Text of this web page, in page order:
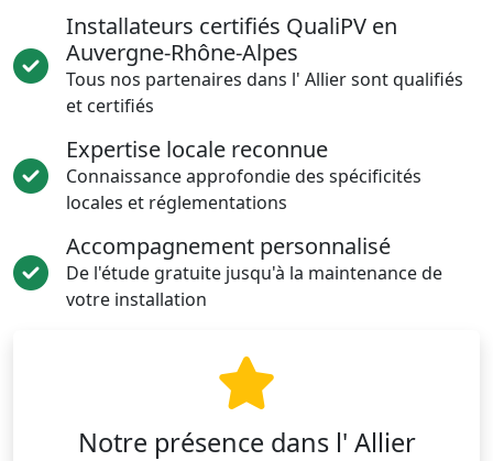
Installateurs certifiés QualiPV en
Auvergne-Rhône-Alpes
Tous nos partenaires dans l' Allier sont qualifiés
et certifiés
Expertise locale reconnue
Connaissance approfondie des spécificités
locales et réglementations
Accompagnement personnalisé
De l'étude gratuite jusqu'à la maintenance de
votre installation
Notre présence dans l' Allier